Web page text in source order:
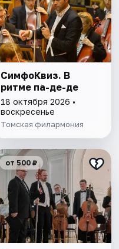
СимфоКвиз. В
ритме па-де-де
18 октября 2026 •
воскресенье
Томская филармония
от 500 ₽